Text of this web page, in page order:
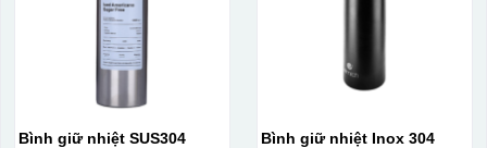
Bình giữ nhiệt SUS304 Bình giữ nhiệt Inox 304